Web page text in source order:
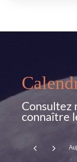
Consultez
connaître